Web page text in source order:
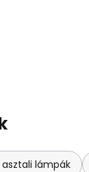
asztali lámpák